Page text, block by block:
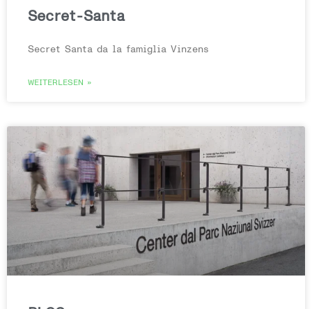
Secret-Santa
Secret Santa da la famiglia Vinzens
WEITERLESEN »